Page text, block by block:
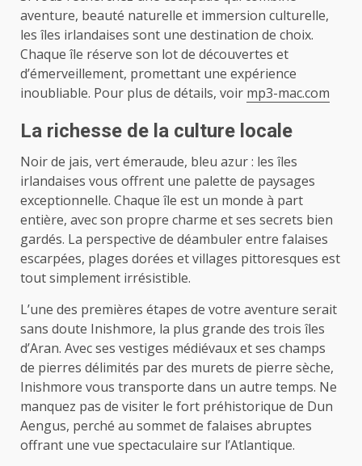
aventure, beauté naturelle et immersion culturelle,
les îles irlandaises sont une destination de choix.
Chaque île réserve son lot de découvertes et
d’émerveillement, promettant une expérience
inoubliable. Pour plus de détails, voir mp3-mac.com
La richesse de la culture locale
Noir de jais, vert émeraude, bleu azur : les îles
irlandaises vous offrent une palette de paysages
exceptionnelle. Chaque île est un monde à part
entière, avec son propre charme et ses secrets bien
gardés. La perspective de déambuler entre falaises
escarpées, plages dorées et villages pittoresques est
tout simplement irrésistible.
L’une des premières étapes de votre aventure serait
sans doute Inishmore, la plus grande des trois îles
d’Aran. Avec ses vestiges médiévaux et ses champs
de pierres délimités par des murets de pierre sèche,
Inishmore vous transporte dans un autre temps. Ne
manquez pas de visiter le fort préhistorique de Dun
Aengus, perché au sommet de falaises abruptes
offrant une vue spectaculaire sur l’Atlantique.